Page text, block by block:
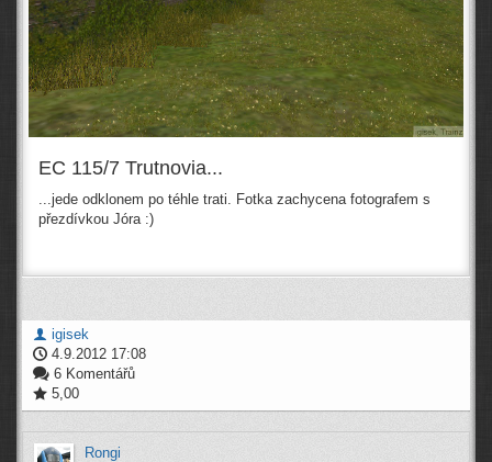
EC 115/7 Trutnovia...
...jede odklonem po téhle trati. Fotka zachycena fotografem s
přezdívkou Jóra :)
igisek
4.9.2012 17:08
6 Komentářů
5,00
Rongi